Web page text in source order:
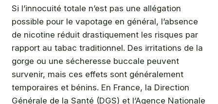
Si l’innocuité totale n’est pas une allégation
possible pour le vapotage en général, l’absence
de nicotine réduit drastiquement les risques par
rapport au tabac traditionnel. Des irritations de la
gorge ou une sécheresse buccale peuvent
survenir, mais ces effets sont généralement
temporaires et bénins. En France, la Direction
Générale de la Santé (DGS) et l’Agence Nationale